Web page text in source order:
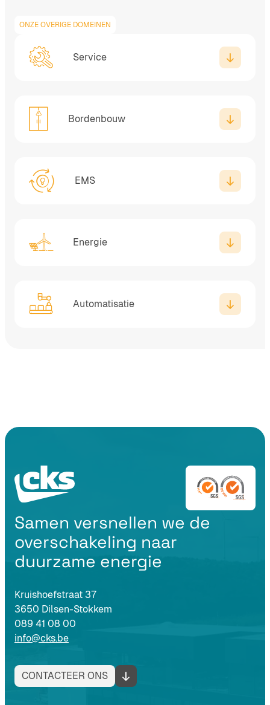
ONZE OVERIGE DOMEINEN
Service
Bordenbouw
EMS
Energie
Automatisatie
Samen versnellen we de
overschakeling naar
duurzame energie
Kruishoefstraat 37
3650 Dilsen-Stokkem
089 41 08 00
info@cks.be
CONTACTEER ONS